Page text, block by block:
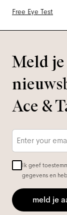
Free Eye Test
Meld je
Ace &
E-
mailadres*
Ik geef
gegevens en
meld je